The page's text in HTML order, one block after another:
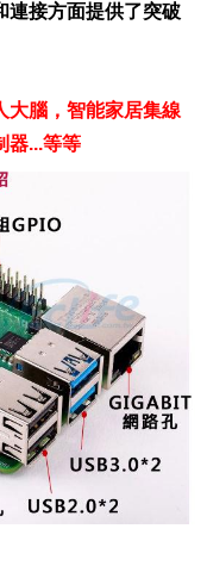
連接方面提供了突破
大腦，智能家居集線
器...等等